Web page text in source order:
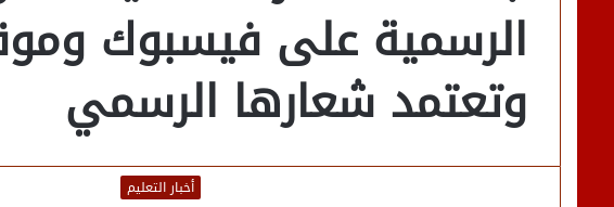
الرسمية على فيسبوك
وتعتمد شعارها الرسمي
أخبار التعليم